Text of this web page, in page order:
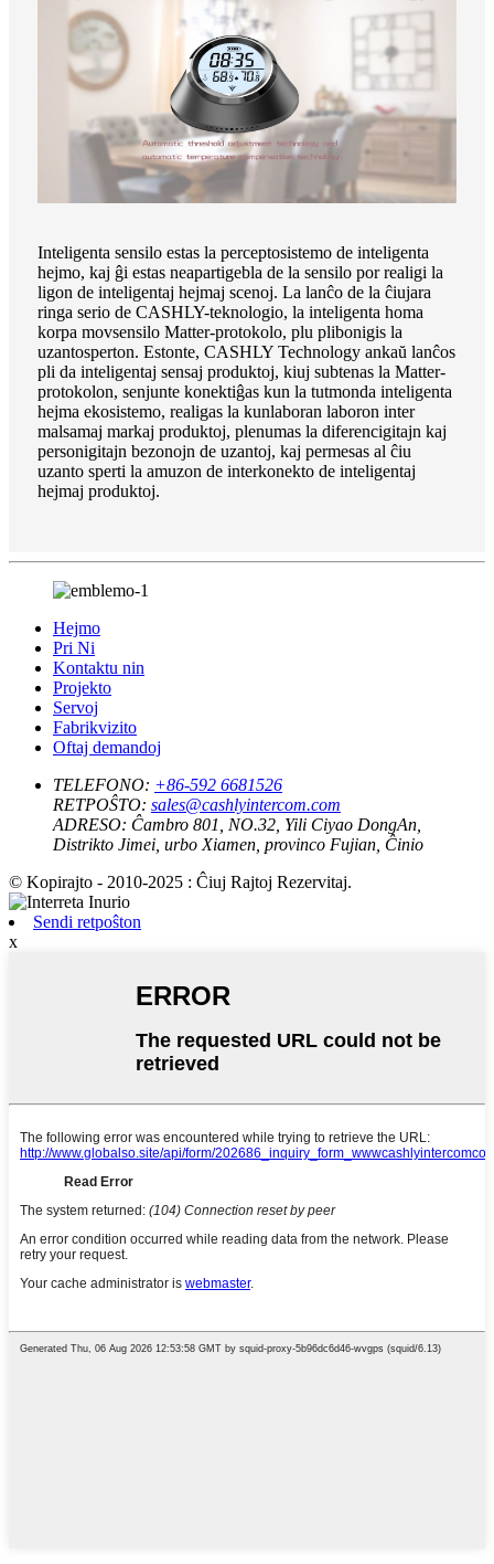
Inteligenta sensilo estas la perceptosistemo de inteligenta
hejmo, kaj ĝi estas neapartigebla de la sensilo por realigi la
ligon de inteligentaj hejmaj scenoj. La lanĉo de la ĉiujara
ringa serio de CASHLY-teknologio, la inteligenta homa
korpa movsensilo Matter-protokolo, plu plibonigis la
uzantosperton. Estonte, CASHLY Technology ankaŭ lanĉos
pli da inteligentaj sensaj produktoj, kiuj subtenas la Matter-
protokolon, senjunte konektiĝas kun la tutmonda inteligenta
hejma ekosistemo, realigas la kunlaboran laboron inter
malsamaj markaj produktoj, plenumas la diferencigitajn kaj
personigitajn bezonojn de uzantoj, kaj permesas al ĉiu
uzanto sperti la amuzon de interkonekto de inteligentaj
hejmaj produktoj.
Hejmo
Pri Ni
Kontaktu nin
Projekto
Servoj
Fabrikvizito
Oftaj demandoj
TELEFONO: +86-592 6681526
RETPOŜTO: sales@cashlyintercom.com
ADRESO: Ĉambro 801, NO.32, Yili Ciyao DongAn,
Distrikto Jimei, urbo Xiamen, provinco Fujian, Ĉinio
© Kopirajto - 2010-2025 : Ĉiuj Rajtoj Rezervitaj.
Sendi retpoŝton
x